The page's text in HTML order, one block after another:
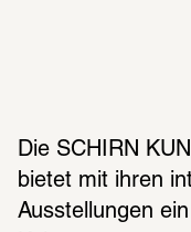
Die SCHIRN
bietet mit ihren
Ausstellungen